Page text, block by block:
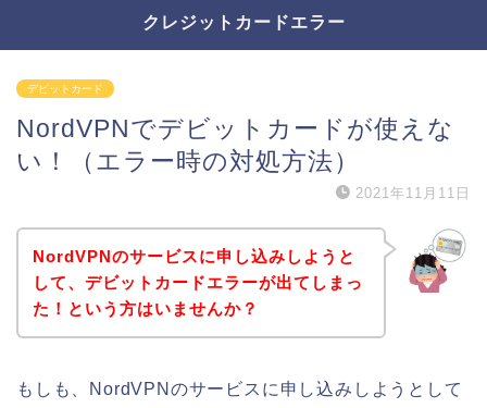
クレジットカードエラー
デビットカード
NordVPNでデビットカードが使えな
い！（エラー時の対処方法）
2021年11月11日
NordVPNのサービスに申し込みしようと
して、デビットカードエラーが出てしまっ
た！という方はいませんか？
もしも、NordVPNのサービスに申し込みしようとして